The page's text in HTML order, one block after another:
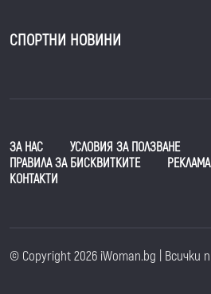
СПОРТНИ НОВИНИ
ЗА НАС
УСЛОВИЯ ЗА ПОЛЗВАНЕ
ПРАВИЛА ЗА БИСКВИТКИТЕ
РЕКЛАМА
КОНТАКТИ
© Copyright 2026 iWoman.bg | Всички